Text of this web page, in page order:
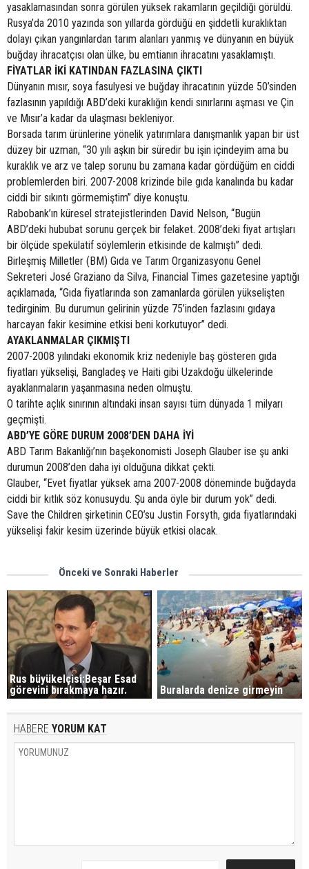
yasaklamasından sonra görülen yüksek rakamların geçildiği görüldü.
Rusya’da 2010 yazında son yıllarda gördüğü en şiddetli kuraklıktan
dolayı çıkan yangınlardan tarım alanları yanmış ve dünyanın en büyük
buğday ihracatçısı olan ülke, bu emtianın ihracatını yasaklamıştı.
FİYATLAR İKİ KATINDAN FAZLASINA ÇIKTI
Dünyanın mısır, soya fasulyesi ve buğday ihracatının yüzde 50’sinden
fazlasının yapıldığı ABD’deki kuraklığın kendi sınırlarını aşması ve Çin
ve Mısır’a kadar da ulaşması bekleniyor.
Borsada tarım ürünlerine yönelik yatırımlara danışmanlık yapan bir üst
düzey bir uzman, “30 yılı aşkın bir süredir bu işin içindeyim ama bu
kuraklık ve arz ve talep sorunu bu zamana kadar gördüğüm en ciddi
problemlerden biri. 2007-2008 krizinde bile gıda kanalında bu kadar
ciddi bir sıkıntı görmemiştim” diye konuştu.
Rabobank’ın küresel stratejistlerinden David Nelson, “Bugün
ABD’deki hububat sorunu gerçek bir felaket. 2008’deki fiyat artışları
bir ölçüde spekülatif söylemlerin etkisinde de kalmıştı” dedi.
Birleşmiş Milletler (BM) Gıda ve Tarım Organizasyonu Genel
Sekreteri José Graziano da Silva, Financial Times gazetesine yaptığı
açıklamada, “Gıda fiyatlarında son zamanlarda görülen yükselişten
tedirginim. Bu durumun gelirinin yüzde 75’inden fazlasını gıdaya
harcayan fakir kesimine etkisi beni korkutuyor” dedi.
AYAKLANMALAR ÇIKMIŞTI
2007-2008 yılındaki ekonomik kriz nedeniyle baş gösteren gıda
fiyatları yükselişi, Bangladeş ve Haiti gibi Uzakdoğu ülkelerinde
ayaklanmaların yaşanmasına neden olmuştu.
O tarihte açlık sınırının altındaki insan sayısı tüm dünyada 1 milyarı
geçmişti.
ABD’YE GÖRE DURUM 2008’DEN DAHA İYİ
ABD Tarım Bakanlığı’nın başekonomisti Joseph Glauber ise şu anki
durumun 2008’den daha iyi olduğuna dikkat çekti.
Glauber, “Evet fiyatlar yüksek ama 2007-2008 döneminde buğdayda
ciddi bir kıtlık söz konusuydu. Şu anda öyle bir durum yok” dedi.
Save the Children şirketinin CEO’su Justin Forsyth, gıda fiyatlarındaki
yükselişi fakir kesim üzerinde büyük etkisi olacak.
Önceki ve Sonraki Haberler
Rus büyükelçisi:Beşar Esad
görevini bırakmaya hazır.
Buralarda denize girmeyin
HABERE YORUM KAT